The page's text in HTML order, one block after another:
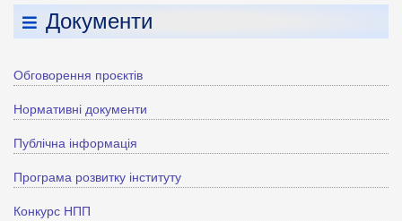
Документи
Обговорення проєктів
Нормативні документи
Публічна інформація
Програма розвитку інституту
Конкурс НПП